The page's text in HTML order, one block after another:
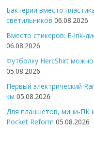
Бактерии вместо
светильников 06.08.2026
Вместо стикеров: E-Ink-
06.08.2026
Футболку HercShirt
05.08.2026
Первый электрический
км 05.08.2026
Для планшетов, мини-ПК
Pocket Reform 05.08.2026